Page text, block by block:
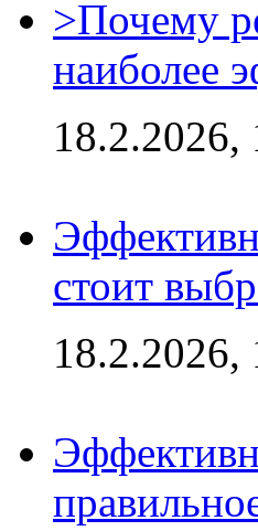
>Почему
наиболее
18.2.2026,
стоит
18.2.2026,